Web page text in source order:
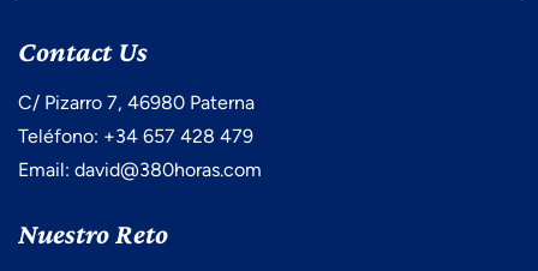
Contact Us
C/ Pizarro 7, 46980 Paterna
Teléfono: +34 657 428 479
Email: david@380horas.com
Nuestro Reto